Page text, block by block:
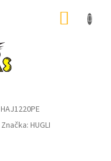
HAJ1220PE
Značka: HUGLI